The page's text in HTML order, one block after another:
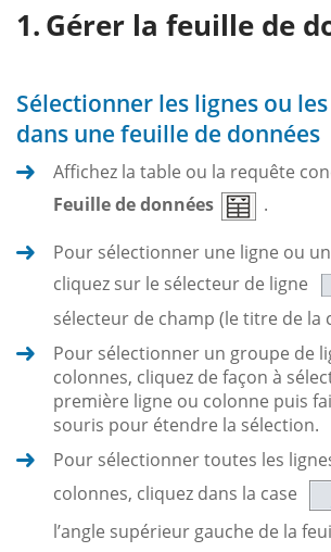
Gérer la feuille de
Sélectionner les lignes ou
dans une feuille de données
Affichez la table ou la requête
Feuille de données
.
Pour sélectionner une ligne ou
cliquez sur le sélecteur de ligne
sélecteur de champ (le titre de la
Pour sélectionner un groupe de
colonnes, cliquez de façon à
première ligne ou colonne puis
souris pour étendre la sélection.
Pour sélectionner toutes les
colonnes, cliquez dans la case
l’angle supérieur gauche de la